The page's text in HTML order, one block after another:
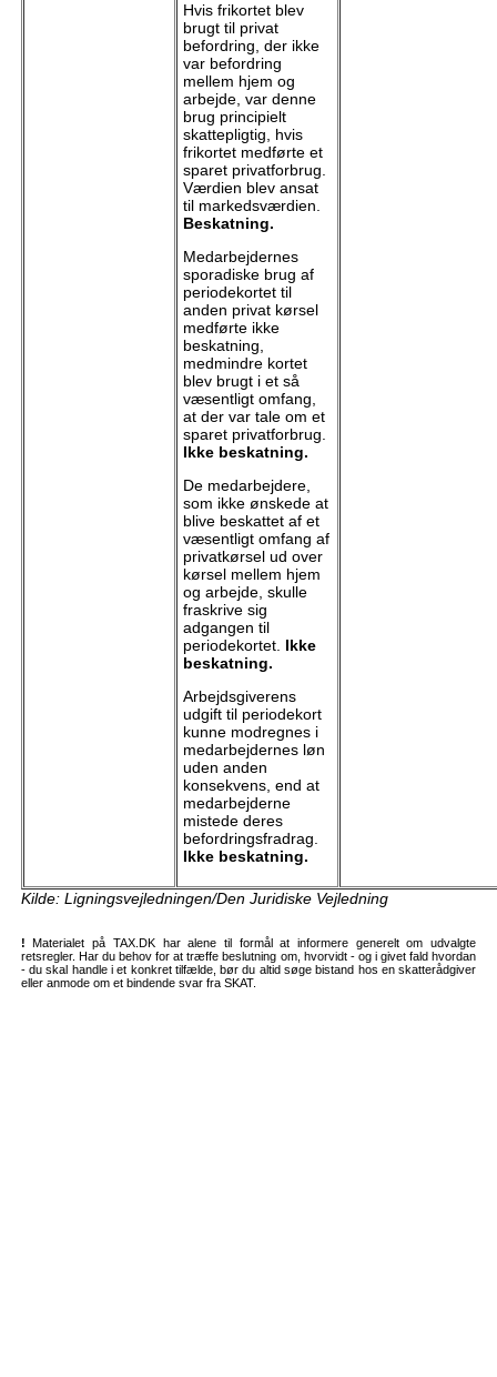
Hvis frikortet blev
brugt til privat
befordring, der ikke
var befordring
mellem hjem og
arbejde, var denne
brug principielt
skattepligtig, hvis
frikortet medførte et
sparet privatforbrug.
Værdien blev ansat
til markedsværdien.
Beskatning.
Medarbejdernes
sporadiske brug af
periodekortet til
anden privat kørsel
medførte ikke
beskatning,
medmindre kortet
blev brugt i et så
væsentligt omfang,
at der var tale om et
sparet privatforbrug.
Ikke beskatning.
De medarbejdere,
som ikke ønskede at
blive beskattet af et
væsentligt omfang af
privatkørsel ud over
kørsel mellem hjem
og arbejde, skulle
fraskrive sig
adgangen til
periodekortet. Ikke
beskatning.
Arbejdsgiverens
udgift til periodekort
kunne modregnes i
medarbejdernes løn
uden anden
konsekvens, end at
medarbejderne
mistede deres
befordringsfradrag.
Ikke beskatning.
Kilde: Ligningsvejledningen/Den Juridiske Vejledning
! Materialet på TAX.DK har alene til formål at informere generelt om udvalgte
retsregler. Har du behov for at træffe beslutning om, hvorvidt - og i givet fald hvordan
- du skal handle i et konkret tilfælde, bør du altid søge bistand hos en skatterådgiver
eller anmode om et bindende svar fra SKAT.